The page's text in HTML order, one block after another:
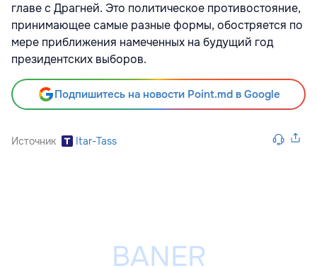
главе с Драгней. Это политическое противостояние,
принимающее самые разные формы, обостряется по
мере приближения намеченных на будущий год
президентских выборов.
Подпишитесь на новости Point.md в Google
Источник Itar-Tass